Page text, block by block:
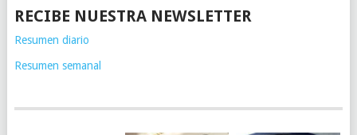
RECIBE NUESTRA NEWSLETTER
Resumen diario
Resumen semanal